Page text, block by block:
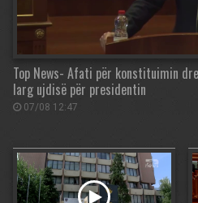
Top News- Afati për konstituimin
larg ujdisë për presidentin
07/08 12:47